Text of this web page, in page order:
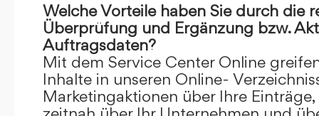
Welche Vorteile haben Sie durch die
Überprüfung und Ergänzung bzw.
Auftragsdaten?
Mit dem Service Center Online
Inhalte in unseren Online-
Marketingaktionen über Ihre